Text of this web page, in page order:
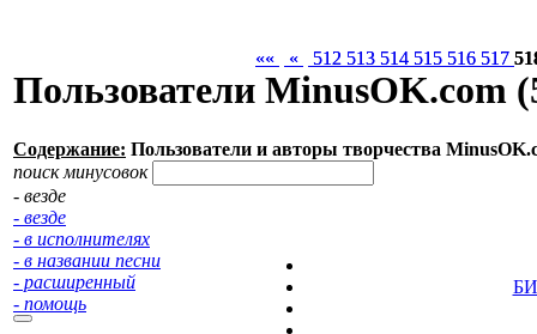
Пользователи MinusOK.com
Содержание: Пользователи и авторы творчества
поиск минусовок
- везде
- везде
- в исполнителях
- в названии песни
- расширенный
- помощь
«« « 512 513 514 515 516 517
«« « 512 513 514 515 516 517